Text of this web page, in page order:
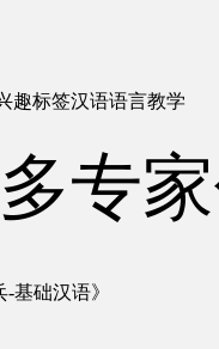
趣标签汉语语言教学
专
基础汉语》